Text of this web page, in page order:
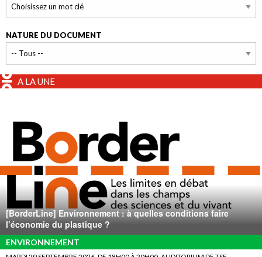
NATURE DU DOCUMENT
A LA UNE
[BorderLine] Environnement : à quelles conditions faire
l’économie du plastique ?
ENVIRONNEMENT